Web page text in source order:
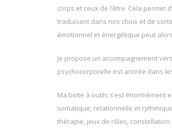
corps et ceux de l’être. Cela permet
traduisent dans nos choix et de
émotionnel et énergétique peut
Je propose un accompagnement
psychocorporelle est ancrée dans
Ma boite à outils s’est énormément
somatique, relationnelle et
thérapie, jeux de rôles, constellation